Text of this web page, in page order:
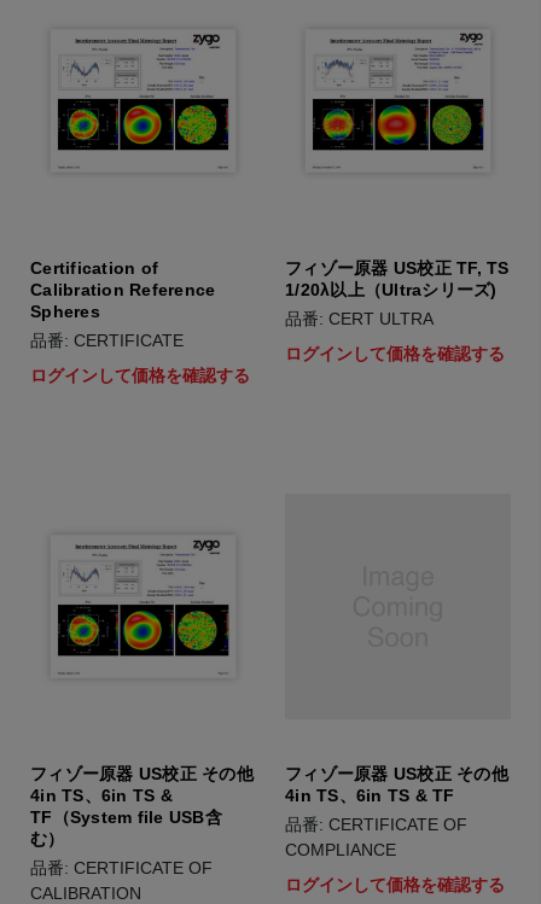
Certification of
Calibration Reference
Spheres
品番: CERTIFICATE
ログインして価格を確認する
フィゾー原器 US校正 TF, TS
1/20λ以上（Ultraシリーズ)
品番: CERT ULTRA
ログインして価格を確認する
フィゾー原器 US校正 その他
4in TS、6in TS &
TF（System file USB含
む）
品番: CERTIFICATE OF
CALIBRATION
フィゾー原器 US校正 その他
4in TS、6in TS & TF
品番: CERTIFICATE OF
COMPLIANCE
ログインして価格を確認する